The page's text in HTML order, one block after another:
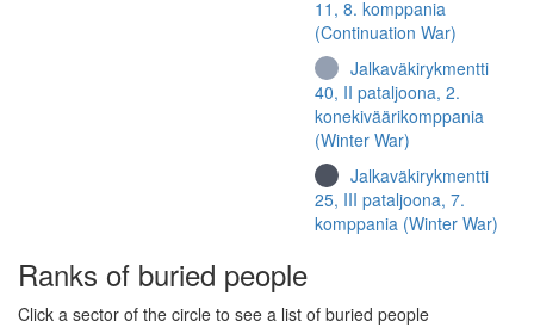
11, 8. komppania
(Continuation War)
Jalkaväkirykmentti
40, II pataljoona, 2.
konekiväärikomppania
(Winter War)
Jalkaväkirykmentti
25, III pataljoona, 7.
komppania (Winter War)
(Continuation War)
Ranks of buried people
Click a sector of the circle to see a list of buried people